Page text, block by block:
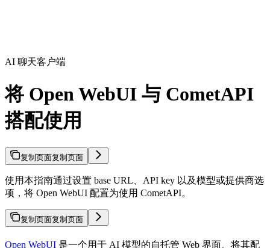
AI 聊天客户端
将 Open WebUI 与 CometAPI
搭配使用
复制页面复制页面
使用本指南通过设置 base URL、API key 以及模型或提供商选
项，将 Open WebUI 配置为使用 CometAPI。
复制页面复制页面
Open WebUI 是一个用于 AI 模型的自托管 Web 界面。将其配